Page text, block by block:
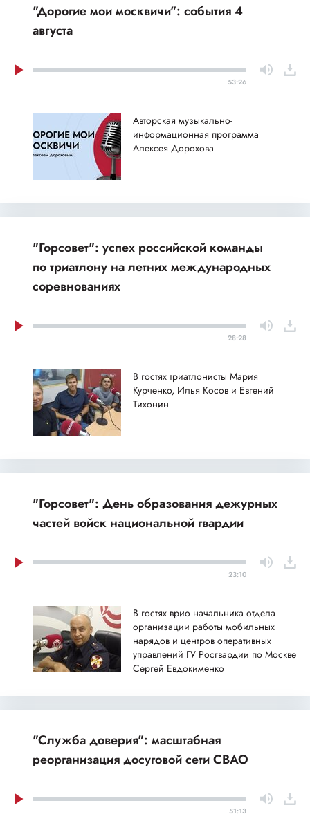
"Дорогие мои москвичи": события 4
августа
53:26
Авторская музыкально-
информационная программа
Алексея Дорохова
"Горсовет": успех российской команды
по триатлону на летних международных
соревнованиях
28:28
В гостях триатлонисты Мария
Курченко, Илья Косов и Евгений
Тихонин
"Горсовет": День образования дежурных
частей войск национальной гвардии
23:10
В гостях врио начальника отдела
организации работы мобильных
нарядов и центров оперативных
управлений ГУ Росгвардии по Москве
Сергей Евдокименко
"Служба доверия": масштабная
реорганизация досуговой сети СВАО
51:13